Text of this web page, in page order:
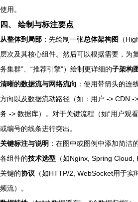
使用。
四、 绘制与标注要点
从整体到局部 ：先绘制一张总体架构图 （
层次及其核心组件。然后可以根据需要，为
务集群”、“推荐引擎”）绘制更详细的子架构
清晰的数据流与网络流向 ：使用带箭头的连
方向以及数据流动路径（如：用户 -> CDN -
务 -> 数据库）。对于关键流程（如“用户观
或编号的线条进行突出。
关键标注与说明 ：在图中或图例中添加简洁
各组件的技术选型 （如Nginx, Spring Cloud,
关键的协议 （如HTTP/2, WebSocket用于
频流）。